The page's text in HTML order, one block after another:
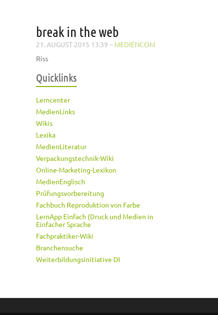
break in the web
21. AUGUST 2015 13:39 – MEDIENCOM
Riss
Quicklinks
Lerncenter
MedienLinks
Wikis
Lexika
MedienLiteratur
Verpackungstechnik-Wiki
Online-Marketing-Lexikon
MedienEnglisch
Prüfungsvorbereitung
Fachbuch Reproduktion von Farbe
LernApp Einfach (Druck und Medien in
Einfacher Sprache
Fachpraktiker-Wiki
Branchensuche
Weiterbildungsinitiative DI